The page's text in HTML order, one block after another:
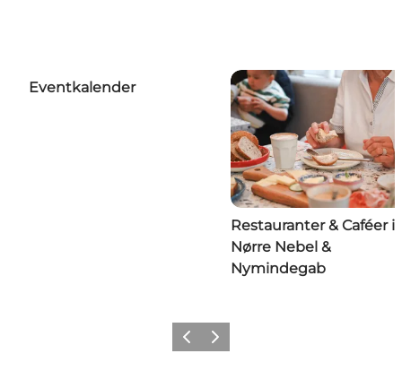
Eventkalender
Restauranter & Caféer i
Nørre Nebel &
Nymindegab
ForrigeNæste